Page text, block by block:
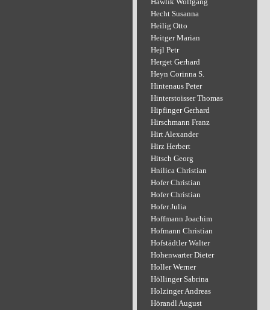
Hecht Susanna
Heilig Otto
Heitger Marian
Hejl Petr
Herget Gerhard
Heyn Corinna S.
Hintenaus Peter
Hinterstoisser Thomas
Hipfinger Gerhard
Hirschmann Franz
Hirt Alexander
Hirz Herbert
Hitsch Georg
Hnilica Christian
Hofer Christian
Hofer Christian
Hofer Julia
Hoffmann Joachim
Hofmann Christian
Hofstädtler Walter
Hohenwarter Dieter
Holler Werner
Höllinger Sabrina
Holzinger Andreas
Hörandl August